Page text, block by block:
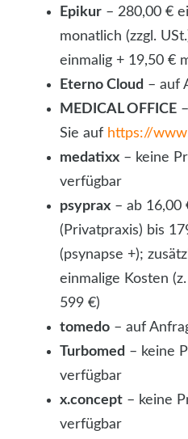
Epikur – 280,00 €
monatlich (zzgl.
einmalig + 19,50 €
Eterno Cloud – auf
MEDICAL OFFICE
Sie auf https://
medatixx – keine
verfügbar
psyprax – ab 16,00
(Privatpraxis) bis
(psynapse +);
einmalige Kosten
599 €)
tomedo – auf
Turbomed – keine
verfügbar
x.concept – keine
verfügbar